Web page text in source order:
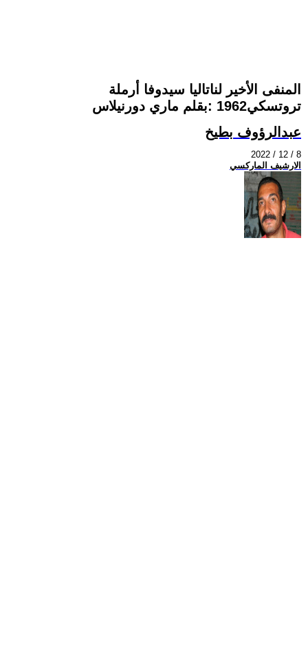
المنفى الأخير لناتاليا سيدوفا أرملة
تروتسكي1962 :بقلم ماري دورنيلاس
عبدالرؤوف بطيخ
2022 / 12 / 8
الارشيف الماركسي